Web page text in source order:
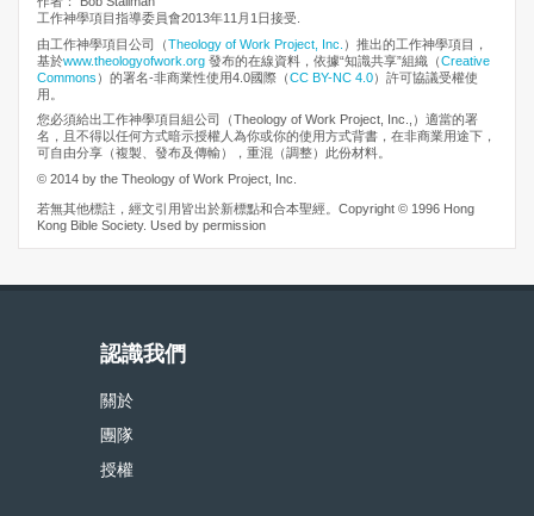
工作神學項目指導委員會2013年11月1日接受.
由工作神學項目公司（Theology of Work Project, Inc. ）推出的工作神學項目，
基於www.theologyofwork.org 發布的在線資料，依據“知識共享”組織（Creative
Commons ）的署名-非商業性使用4.0國際（CC BY-NC 4.0）許可協議受權使
用。
您必須給出工作神學項目組公司（Theology of Work Project, Inc.,）適當的署
名，且不得以任何方式暗示授權人為你或你的使用方式背書，在非商業用途下，
可自由分享（複製、發布及傳輸），重混（調整）此份材料。
© 2014 by the Theology of Work Project, Inc.
若無其他標註，經文引用皆出於新標點和合本聖經。Copyright © 1996 Hong
Kong Bible Society. Used by permission
認識我們
關於
團隊
授權